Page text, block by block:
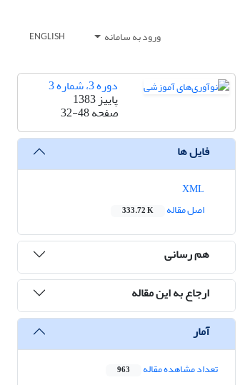
ورود به سامانه ENGLISH
دوره 3، شماره 3
پاییز 1383
صفحه32-48
فایل ها
اصل مقاله
333.72 K
هم رسانی
ارجاع به این مقاله
آمار
تعداد مشاهده مقاله 963